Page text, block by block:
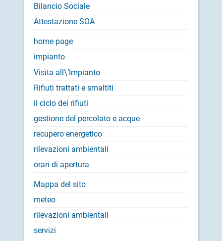
Bilancio Sociale
Attestazione SOA
home page
impianto
Visita all\’Impianto
Rifiuti trattati e smaltiti
il ciclo dei rifiuti
gestione del percolato e acque
recupero energetico
rilevazioni ambientali
orari di apertura
Mappa del sito
meteo
rilevazioni ambientali
servizi